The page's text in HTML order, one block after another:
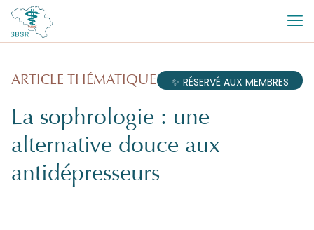
ARTICLE THÉMATIQUE ✨ RÉSERVÉ AUX MEMBRES
La sophrologie : une
alternative douce aux
antidépresseurs